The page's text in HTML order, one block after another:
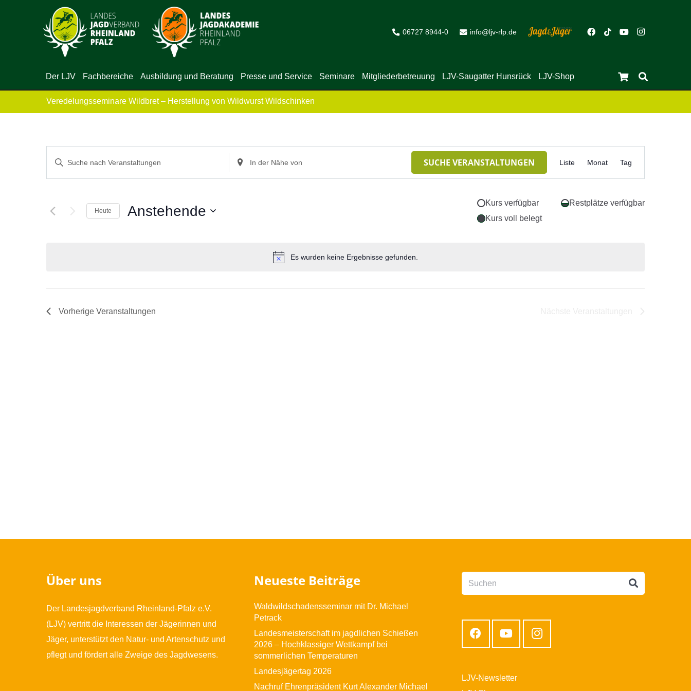
06727 8944-0 info@ljv-rlp.de
Der LJV Fachbereiche Ausbildung und Beratung Presse und Service Seminare Mitgliederbetreuung LJV-Saugatter Hunsrück LJV-Shop
Veredelungsseminare Wildbret – Herstellung von Wildwurst Wildschinken
Es wurden keine Ergebnisse gefunden.
Veranstaltungen
Suche
und
Ansichten,
Bitte
Suche
Standort
eingeben.
SUCHE VERANSTALTUNGEN
Veranstaltung
Ansichten-
Navigation
Liste Monat Tag
Heute Anstehende Kurs verfügbar
Restplätze verfügbar
Kurs voll belegt
Vorherige Veranstaltungen
Über uns
Der Landesjagdverband Rheinland-Pfalz e.V.
(LJV) vertritt die Interessen der Jägerinnen und
Jäger, unterstützt den Natur- und Artenschutz und
pflegt und fördert alle Zweige des Jagdwesens.
Neueste Beiträge
Waldwildschadensseminar mit Dr. Michael
Petrack
Landesmeisterschaft im jagdlichen Schießen
2026 – Hochklassiger Wettkampf bei
sommerlichen Temperaturen
Landesjägertag 2026
Nachruf Ehrenpräsident Kurt Alexander Michael
LJV-Newsletter
Close